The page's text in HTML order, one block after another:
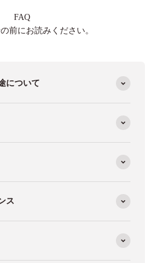
FAQ
前にお読みください。
について
ス